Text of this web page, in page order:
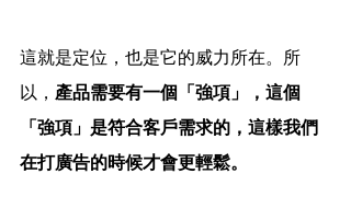
這就是定位，也是它的威力所在。所
以， 產品需要有一個「強項」，這個
「強項」是符合客戶需求的，這樣我們
在打廣告的時候才會更輕鬆。